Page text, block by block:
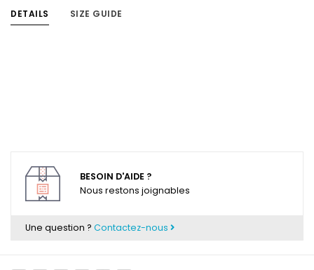
DETAILS SIZE GUIDE
BESOIN D'AIDE ?
Nous restons joignables
Une question ? Contactez-nous